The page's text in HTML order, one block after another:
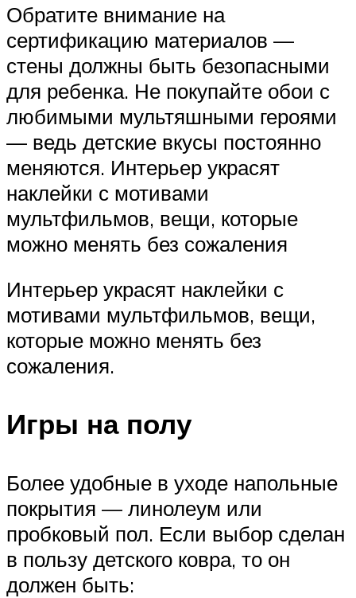
Обратите внимание на
сертификацию материалов —
стены должны быть безопасными
для ребенка. Не покупайте обои с
любимыми мультяшными героями
— ведь детские вкусы постоянно
меняются. Интерьер украсят
наклейки с мотивами
мультфильмов, вещи, которые
можно менять без сожаления
Интерьер украсят наклейки с
мотивами мультфильмов, вещи,
которые можно менять без
сожаления.
Игры на полу
Более удобные в уходе напольные
покрытия — линолеум или
пробковый пол. Если выбор сделан
в пользу детского ковра, то он
должен быть: